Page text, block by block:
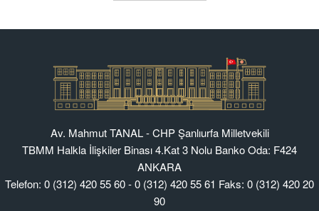
Av. Mahmut TANAL - CHP Şanlıurfa Milletvekili
TBMM Halkla İlişkiler Binası 4.Kat 3 Nolu Banko Oda: F424
ANKARA
Telefon: 0 (312) 420 55 60 - 0 (312) 420 55 61 Faks: 0 (312) 420 20
90